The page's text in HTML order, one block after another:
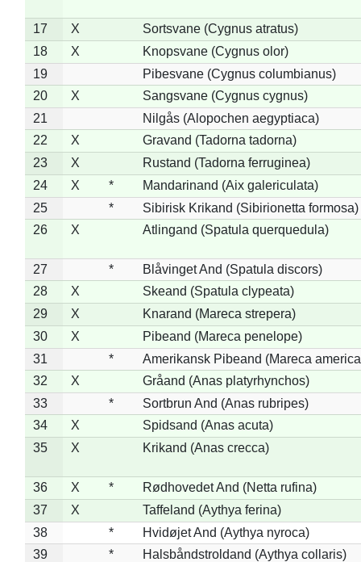
17 X
Sortsvane (Cygnus atratus)
18
X
Knopsvane (Cygnus olor)
19
Pibesvane (Cygnus columbianus)
20
X
Sangsvane (Cygnus cygnus)
21
Nilgås (Alopochen aegyptiaca)
22
X
Gravand (Tadorna tadorna)
23
X
Rustand (Tadorna ferruginea)
24
X *
Mandarinand (Aix galericulata)
25
*
Sibirisk Krikand (Sibirionetta formosa)
26
X Atlingand (Spatula querquedula)
27 *
Blåvinget And (Spatula discors)
28
X
Skeand (Spatula clypeata)
29
X
Knarand (Mareca strepera)
30
X
Pibeand (Mareca penelope)
31
*
Amerikansk Pibeand (Mareca
32
X
Gråand (Anas platyrhynchos)
33
*
Sortbrun And (Anas rubripes)
34
X
Spidsand (Anas acuta)
35
X Krikand (Anas crecca)
36 X *
Rødhovedet And (Netta rufina)
37
X
Taffeland (Aythya ferina)
38
*
Hvidøjet And (Aythya nyroca)
39
*
Halsbåndstroldand (Aythya collaris)